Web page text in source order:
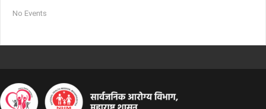
No Events